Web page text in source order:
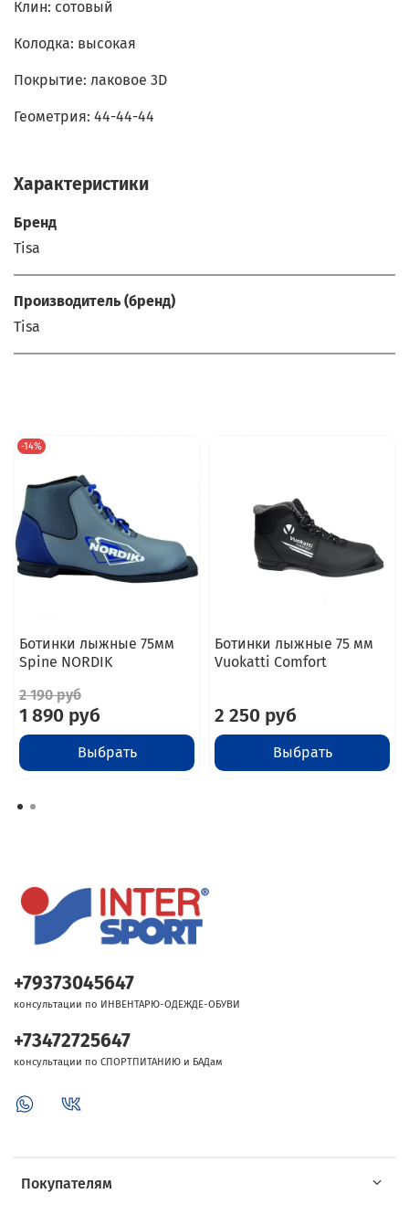
Клин: сотовый
Колодка: высокая
Покрытие: лаковое 3D
Геометрия: 44-44-44
Характеристики
Бренд
Tisa
Производитель (бренд)
Tisa
-14%
Ботинки лыжные 75мм
Spine NORDIK
2 190 руб
1 890 руб
Выбрать
Ботинки лыжные 75 мм
Vuokatti Comfort
2 250 руб
Выбрать
Покупателям
+79373045647
консультации по ИНВЕНТАРЮ-ОДЕЖДЕ-ОБУВИ
+73472725647
консультации по СПОРТПИТАНИЮ и БАДам